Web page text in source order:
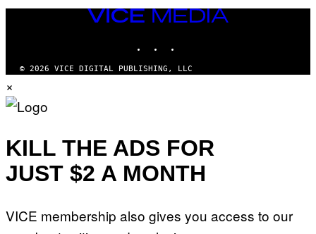
VICE
MEDIA
© 2026 VICE DIGITAL PUBLISHING, LLC
×
KILL THE ADS FOR
JUST $2 A MONTH
VICE membership also gives you access to our